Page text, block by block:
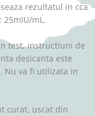
rezultatul in cca
mL.
test, instructiuni de
desicanta este
Nu va fi utilizata in
curat, uscat din